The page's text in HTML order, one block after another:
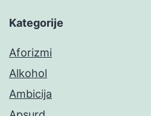
Kategorije
Aforizmi
Alkohol
Ambicija